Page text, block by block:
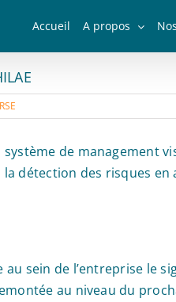
Accueil A propos
RSE
de management
détection des risques en
sein de l’entreprise le
au niveau du